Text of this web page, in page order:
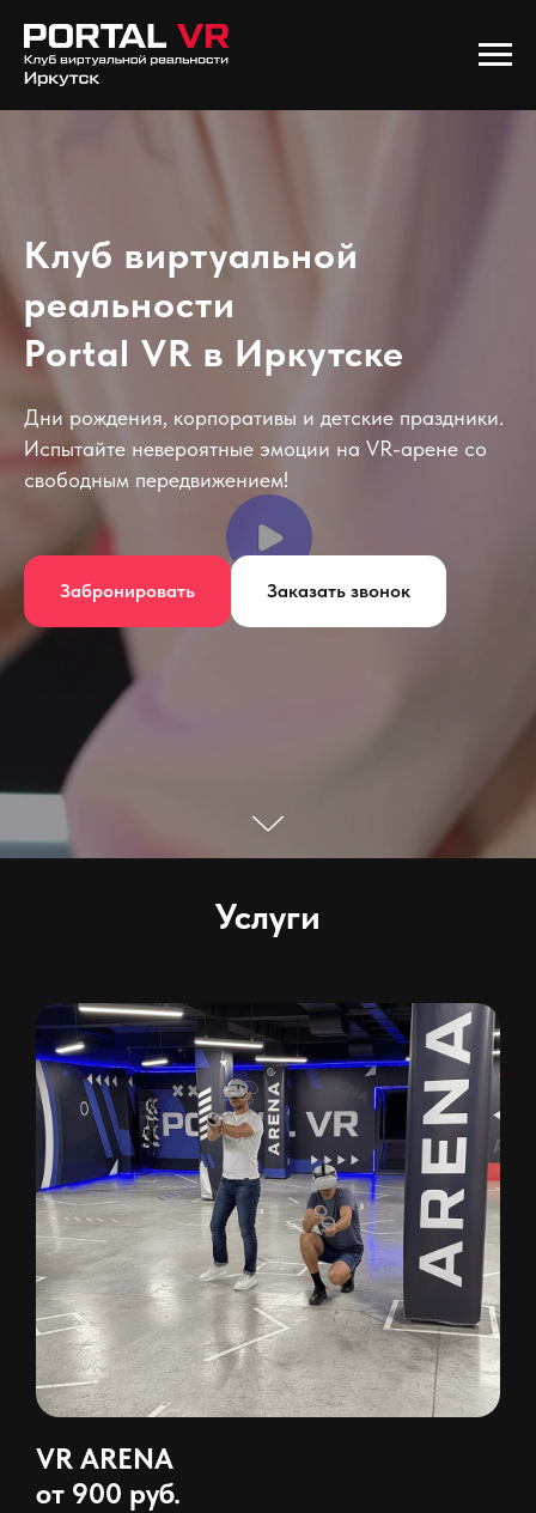
Клуб виртуальной
реальности
Portal VR в Иркутске
Дни рождения, корпоративы и детские праздники.
Испытайте невероятные эмоции на VR-арене со
свободным передвижением!
Забронировать Заказать звонок
Услуги
VR ARENA
от 900 руб.